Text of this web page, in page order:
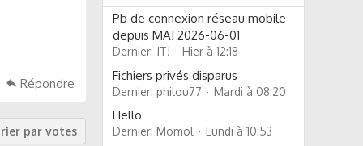
Répondre
par votes
Pb de connexion réseau mobile
depuis MAJ 2026-06-01
Dernier: JT! Hier à 12:18
Fichiers privés disparus
Dernier: philou77 Mardi à 08:20
Hello
Dernier: Momol Lundi à 10:53